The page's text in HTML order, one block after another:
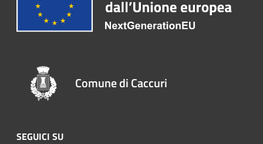
Comune di Caccuri
SEGUICI SU